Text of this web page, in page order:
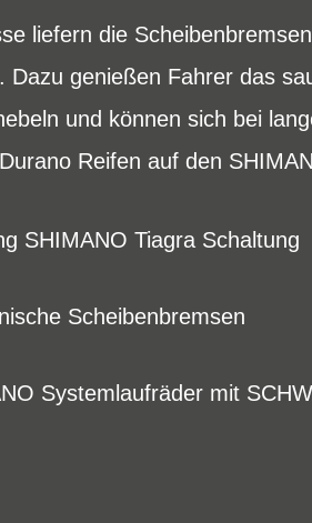
liefern die
Dazu genießen Fahrer das
und können sich bei
Reifen auf den
SHIMANO Tiagra Schaltung
Scheibenbremsen
Systemlaufräder mit